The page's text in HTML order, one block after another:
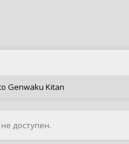
Genwaku Kitan
доступен.